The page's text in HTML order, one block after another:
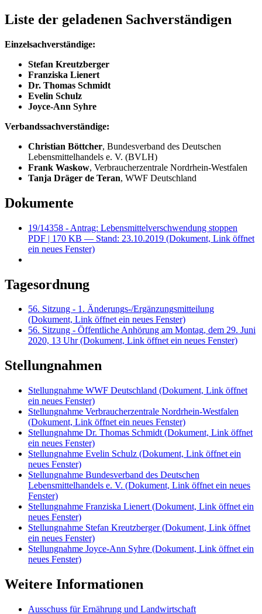
Liste der geladenen Sachverständigen
Einzelsachverständige:
Stefan Kreutzberger
Franziska Lienert
Dr. Thomas Schmidt
Evelin Schulz
Joyce-Ann Syhre
Verbandssachverständige:
Christian Böttcher, Bundesverband des Deutschen
Lebensmittelhandels e. V. (BVLH)
Frank Waskow, Verbraucherzentrale Nordrhein-Westfalen
Tanja Dräger de Teran, WWF Deutschland
Dokumente
19/14358 - Antrag: Lebensmittelverschwendung stoppen
PDF | 170 KB — Stand: 23.10.2019 (Dokument, Link öffnet
ein neues Fenster)
Tagesordnung
56. Sitzung - 1. Änderungs-/Ergänzungsmitteilung
(Dokument, Link öffnet ein neues Fenster)
56. Sitzung - Öffentliche Anhörung am Montag, dem 29. Juni
2020, 13 Uhr(Dokument, Link öffnet ein neues Fenster)
Stellungnahmen
Stellungnahme WWF Deutschland (Dokument, Link öffnet
ein neues Fenster)
Stellungnahme Verbraucherzentrale Nordrhein-Westfalen
(Dokument, Link öffnet ein neues Fenster)
Stellungnahme Dr. Thomas Schmidt (Dokument, Link öffnet
ein neues Fenster)
Stellungnahme Evelin Schulz (Dokument, Link öffnet ein
neues Fenster)
Stellungnahme Bundesverband des Deutschen
Lebensmittelhandels e. V. (Dokument, Link öffnet ein neues
Fenster)
Stellungnahme Franziska Lienert (Dokument, Link öffnet ein
neues Fenster)
Stellungnahme Stefan Kreutzberger(Dokument, Link öffnet
ein neues Fenster)
Stellungnahme Joyce-Ann Syhre (Dokument, Link öffnet ein
neues Fenster)
Weitere Informationen
Ausschuss für Ernährung und Landwirtschaft